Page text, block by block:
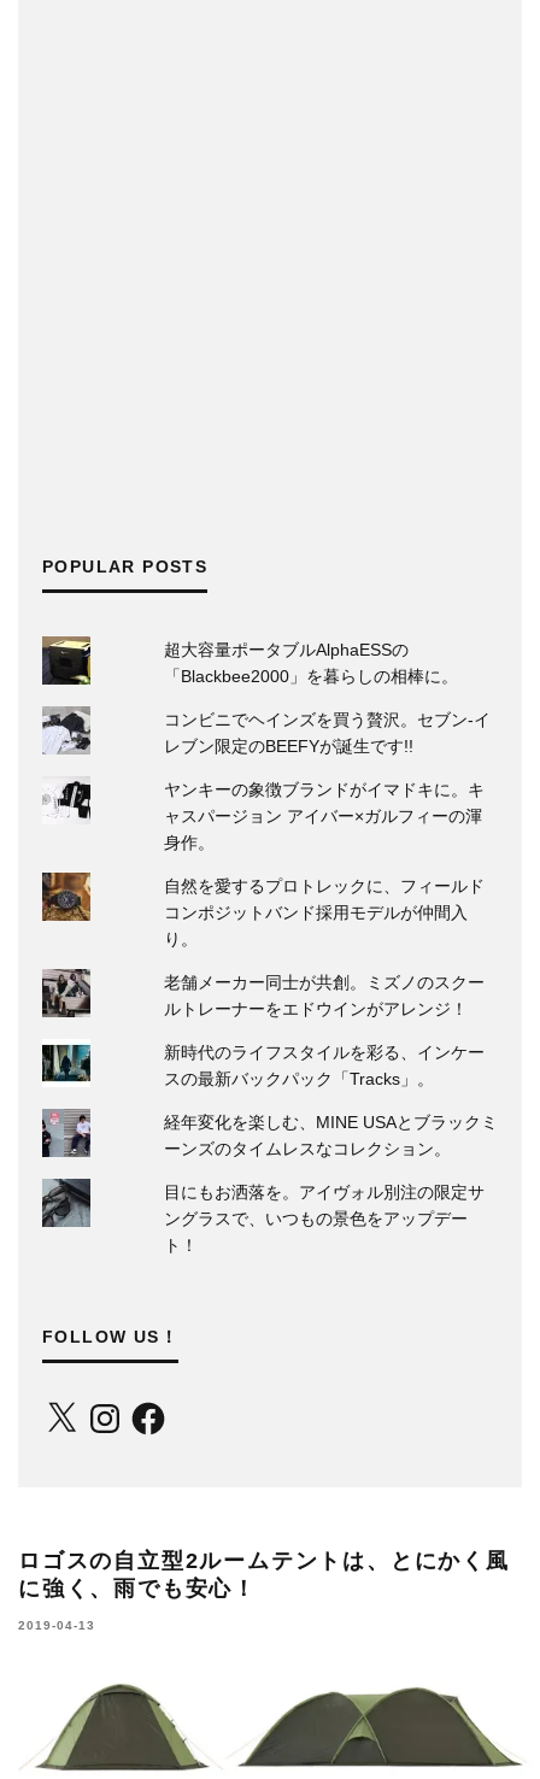
POPULAR POSTS
超大容量ポータブルAlphaESSの
「Blackbee2000」を暮らしの相棒に。
コンビニでヘインズを買う贅沢。セブン‐イ
レブン限定のBEEFYが誕生です!!
ヤンキーの象徴ブランドがイマドキに。キ
ャスパージョン アイバー×ガルフィーの渾
身作。
自然を愛するプロトレックに、フィールド
コンポジットバンド採用モデルが仲間入
り。
老舗メーカー同士が共創。ミズノのスクー
ルトレーナーをエドウインがアレンジ！
新時代のライフスタイルを彩る、インケー
スの最新バックパック「Tracks」。
経年変化を楽しむ、MINE USAとブラックミ
ーンズのタイムレスなコレクション。
目にもお洒落を。アイヴォル別注の限定サ
ングラスで、いつもの景色をアップデー
ト！
FOLLOW US！
X InstagramFacebook
ロゴスの自立型2ルームテントは、とにかく風
に強く、雨でも安心！
2019-04-13